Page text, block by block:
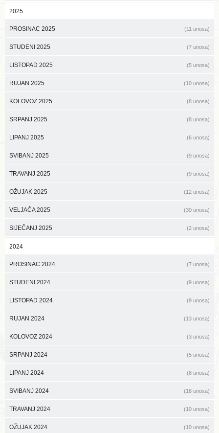
2025
PROSINAC 2025 (11 unosa)
STUDENI 2025 (7 unosa)
LISTOPAD 2025 (5 unosa)
RUJAN 2025 (10 unosa)
KOLOVOZ 2025 (8 unosa)
SRPANJ 2025 (8 unosa)
LIPANJ 2025 (6 unosa)
SVIBANJ 2025 (9 unosa)
TRAVANJ 2025 (9 unosa)
OŽUJAK 2025 (12 unosa)
VELJAČA 2025 (30 unosa)
SIJEČANJ 2025 (2 unosa)
2024
PROSINAC 2024 (7 unosa)
STUDENI 2024 (9 unosa)
LISTOPAD 2024 (9 unosa)
RUJAN 2024 (13 unosa)
KOLOVOZ 2024 (3 unosa)
SRPANJ 2024 (5 unosa)
LIPANJ 2024 (8 unosa)
SVIBANJ 2024 (18 unosa)
TRAVANJ 2024 (10 unosa)
OŽUJAK 2024 (10 unosa)